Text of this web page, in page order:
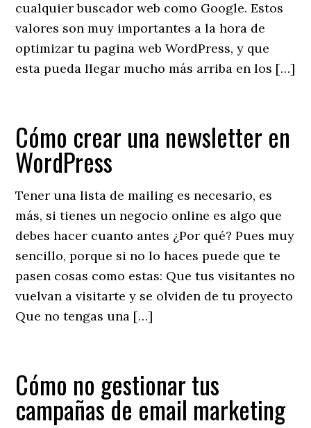
cualquier buscador web como Google. Estos
valores son muy importantes a la hora de
optimizar tu pagina web WordPress, y que
esta pueda llegar mucho más arriba en los […]
Cómo crear una newsletter en
WordPress
Tener una lista de mailing es necesario, es
más, si tienes un negocio online es algo que
debes hacer cuanto antes ¿Por qué? Pues muy
sencillo, porque si no lo haces puede que te
pasen cosas como estas: Que tus visitantes no
vuelvan a visitarte y se olviden de tu proyecto
Que no tengas una […]
Cómo no gestionar tus
campañas de email marketing